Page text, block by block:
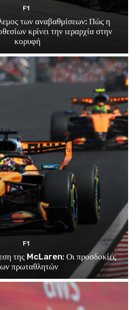
F1
των αναβαθμίσεων: Πώς η
κρίνει την ιεραρχία στην
κορυφή
F1
της McLaren: Οι προσδοκίες
πρωταθλητών